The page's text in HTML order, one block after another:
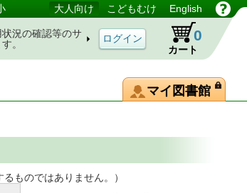
大人向け こどもむけ English
況の確認等のサ
。
カート
0
マイ図書館
はありません。）